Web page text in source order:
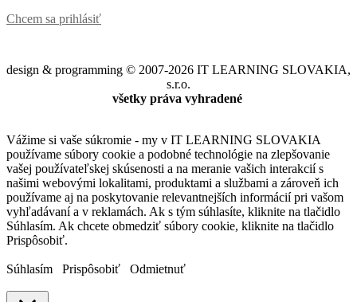
Chcem sa prihlásiť
design & programming © 2007-2026 IT LEARNING SLOVAKIA,
s.r.o.
všetky práva vyhradené
Vážime si vaše súkromie - my v IT LEARNING SLOVAKIA
používame súbory cookie a podobné technológie na zlepšovanie
vašej používateľskej skúsenosti a na meranie vašich interakcií s
našimi webovými lokalitami, produktami a službami a zároveň ich
používame aj na poskytovanie relevantnejších informácií pri vašom
vyhľadávaní a v reklamách. Ak s tým súhlasíte, kliknite na tlačidlo
Súhlasím. Ak chcete obmedziť súbory cookie, kliknite na tlačidlo
Prispôsobiť.
Súhlasím Prispôsobiť Odmietnuť